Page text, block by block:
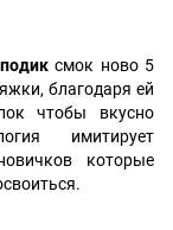
подиксмок ново 5
благодаря ей
чтобы вкусно
имитирует
которые